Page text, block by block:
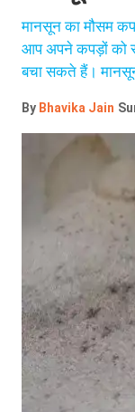
मानसून का मौसम
आप अपने कपड़ों को
बचा सकते हैं।
By Bhavika Jain